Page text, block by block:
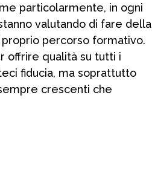
particolarmente, in ogni
valutando di fare della
percorso formativo.
offrire qualità su tutti i
fiducia, ma soprattutto
crescenti che